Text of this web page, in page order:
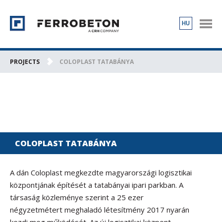
PRODUCTS
HU
PROJECTS COLOPLAST TATABÁNYA
COLOPLAST TATABÁNYA
A dán Coloplast megkezdte magyarországi logisztikai
központjának építését a tatabányai ipari parkban. A
társaság közleménye szerint a 25 ezer
négyzetmétert meghaladó létesítmény 2017 nyarán